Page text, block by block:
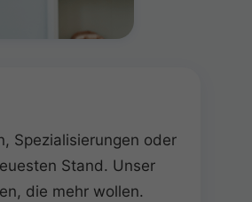
Spezialisierungen oder
Stand. Unser
die mehr wollen.